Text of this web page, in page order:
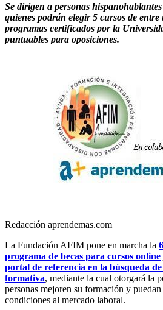
Se dirigen a personas
quienes podrán elegir 5 cursos de entre
programas certificados por la
puntuables para oposiciones.
Redacción aprendemas.com
La Fundación AFIM pone en marcha la
programa de becas para cursos online
portal de referencia en la búsqueda
formativa, mediante la cual otorgará la
personas mejoren su formación y
condiciones al mercado laboral.